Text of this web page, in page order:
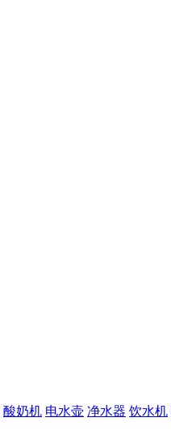
酸奶机 电水壶 净水器 饮水机